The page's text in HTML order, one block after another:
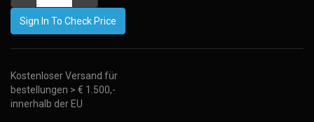
Sign In To Check Price
Kostenloser Versand für
bestellungen > € 1.500,-
innerhalb der EU